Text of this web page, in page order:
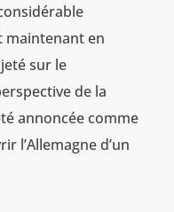
maintenant en
sur le
de la
annoncée comme
l’Allemagne d’un